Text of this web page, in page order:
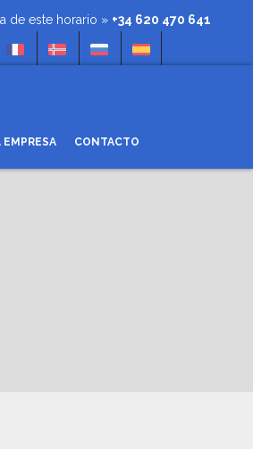
este horario »+34 620 470 641
EMPRESA CONTACTO